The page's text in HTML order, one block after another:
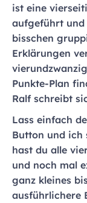
ist eine
aufgeführt und
bisschen
Erklärungen
Punkte-Plan
Ralf schreibt
Lass einfach
Button und
hast du alle
und noch mal
ganz kleines
ausführlichere